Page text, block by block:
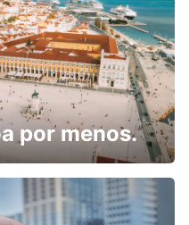
por menos.